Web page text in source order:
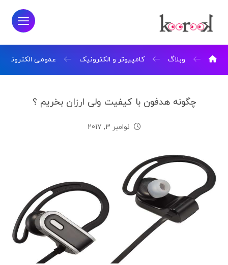
وبلاگ کامپیوتر و الکترونیک عمومی الکترونیک
چگونه هدفون با کیفیت ولی ارزان بخریم ؟
نوامبر 3, 2017